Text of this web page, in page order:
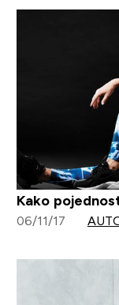
Kako
06/11/17